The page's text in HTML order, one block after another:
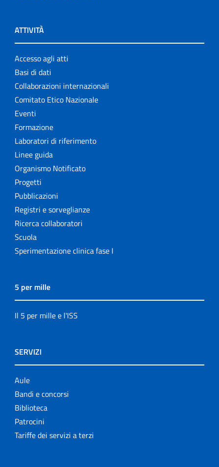
ATTIVITÀ
Accesso agli atti
Basi di dati
Collaborazioni internazionali
Comitato Etico Nazionale
Eventi
Formazione
Laboratori di riferimento
Linee guida
Organismo Notificato
Progetti
Pubblicazioni
Registri e sorveglianze
Ricerca collaboratori
Scuola
Sperimentazione clinica fase I
5 per mille
Il 5 per mille e l'ISS
SERVIZI
Aule
Bandi e concorsi
Biblioteca
Patrocini
Tariffe dei servizi a terzi